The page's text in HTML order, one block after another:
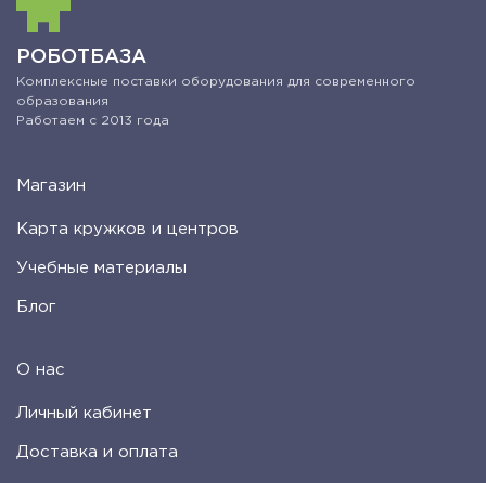
РОБОТБАЗА
Комплексные поставки оборудования для современного
образования
Работаем с 2013 года
Магазин
Карта кружков и центров
Учебные материалы
Блог
О нас
Личный кабинет
Доставка и оплата